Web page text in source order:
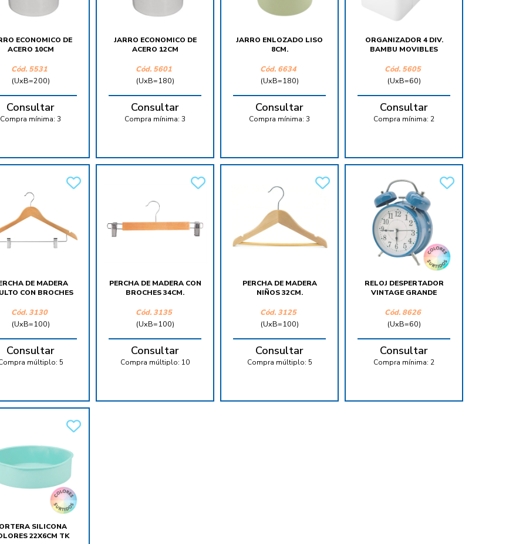
ECONOMICO DE
ACERO 10CM
Cód. 5531
(UxB=200)
Consultar
Compra mínima: 3
JARRO ECONOMICO DE
ACERO 12CM
Cód. 5601
(UxB=180)
Consultar
Compra mínima: 3
JARRO ENLOZADO LISO
8CM.
Cód. 6634
(UxB=180)
Consultar
Compra mínima: 3
ORGANIZADOR 4 DIV.
BAMBU MOVIBLES
Cód. 5605
(UxB=60)
Consultar
Compra mínima: 2
DE MADERA
CON BROCHES
Cód. 3130
(UxB=100)
Consultar
múltiplo: 5
PERCHA DE MADERA CON
BROCHES 34CM.
Cód. 3135
(UxB=100)
Consultar
Compra múltiplo: 10
PERCHA DE MADERA
NIÑOS 32CM.
Cód. 3125
(UxB=100)
Consultar
Compra múltiplo: 5
RELOJ DESPERTADOR
VINTAGE GRANDE
Cód. 8626
(UxB=60)
Consultar
Compra mínima: 2
SILICONA
22X6CM TK